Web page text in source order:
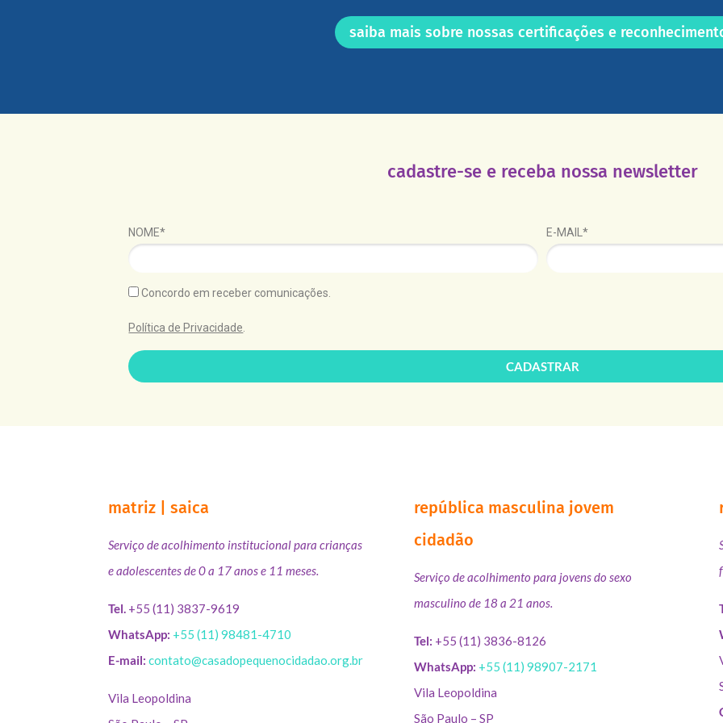
saiba mais sobre nossas certificações e
cadastre-se e receba nossa newsletter
NOME* E-MAIL*
Concordo em receber comunicações.
Política de Privacidade.
CADASTRAR
matriz | saica
Serviço de acolhimento institucional para crianças
e adolescentes de 0 a 17 anos e 11 meses.
Tel. +55 (11) 3837-9619
WhatsApp: +55 (11) 98481-4710
E-mail: contato@casadopequenocidadao.org.br
Vila Leopoldina
república masculina jovem
cidadão
Serviço de acolhimento para jovens do sexo
masculino de 18 a 21 anos.
Tel: +55 (11) 3836-8126
WhatsApp: +55 (11) 98907-2171
Vila Leopoldina
São Paulo – SP